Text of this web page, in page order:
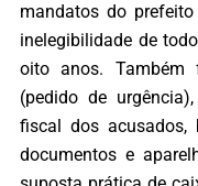
mandatos do
inelegibilidade de
oito anos. Também
(pedido de
fiscal dos acusados,
documentos e